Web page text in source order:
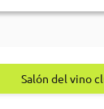
Salón del vino